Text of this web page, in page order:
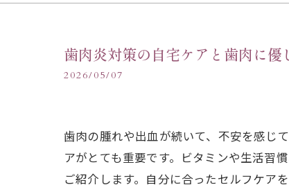
歯肉炎対策の自宅ケアと歯肉に優
2026/05/07
歯肉の腫れや出血が続いて、不安を感じ
アがとても重要です。ビタミンや生活習
ご紹介します。自分に合ったセルフケア